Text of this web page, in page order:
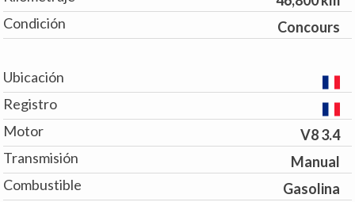
Condición
Concours
Ubicación
Registro
Motor
V8 3.4
Transmisión
Manual
Combustible
Gasolina